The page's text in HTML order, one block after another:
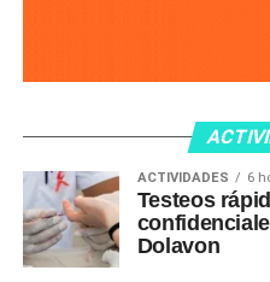
ACTIVIDADES 6
Testeos
Dolavon